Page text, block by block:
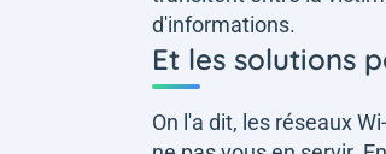
d'informations.
Et les solutions
On l'a dit, les réseaux